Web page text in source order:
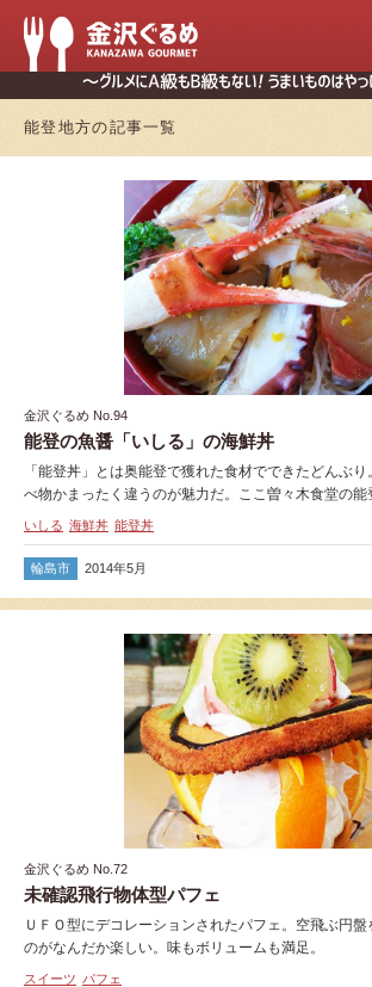
能登地方の記事一覧
金沢ぐるめ No.94
能登の魚醤「いしる」の海鮮丼
「能登丼」とは奥能登で獲れた食材でできたどんぶ
べ物かまったく違うのが魅力だ。ここ曽々木食堂の
いしる 海鮮丼 能登丼
輪島市 2014年5月
金沢ぐるめ No.72
未確認飛行物体型パフェ
ＵＦＯ型にデコレーションされたパフェ。空飛ぶ円
のがなんだか楽しい。味もボリュームも満足。
スイーツ パフェ